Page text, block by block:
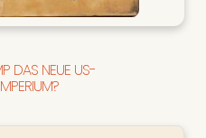
DAS NEUE US-